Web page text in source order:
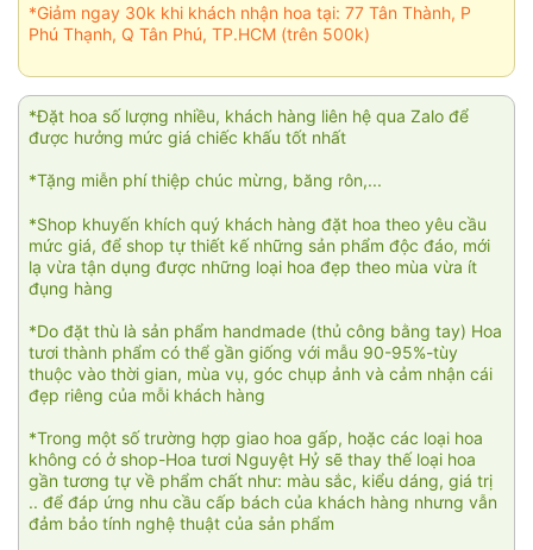
*Giảm ngay 30k khi khách nhận hoa tại: 77 Tân Thành, P
Phú Thạnh, Q Tân Phú, TP.HCM (trên 500k)
*Đặt hoa số lượng nhiều, khách hàng liên hệ qua Zalo để
được hưởng mức giá chiếc khấu tốt nhất
*Tặng miễn phí thiệp chúc mừng, băng rôn,...
*Shop khuyến khích quý khách hàng đặt hoa theo yêu cầu
mức giá, để shop tự thiết kế những sản phẩm độc đáo, mới
lạ vừa tận dụng được những loại hoa đẹp theo mùa vừa ít
đụng hàng
*Do đặt thù là sản phẩm handmade (thủ công bằng tay) Hoa
tươi thành phẩm có thể gần giống với mẫu 90-95%-tùy
thuộc vào thời gian, mùa vụ, góc chụp ảnh và cảm nhận cái
đẹp riêng của mỗi khách hàng
*Trong một số trường hợp giao hoa gấp, hoặc các loại hoa
không có ở shop-Hoa tươi Nguyệt Hỷ sẽ thay thế loại hoa
gần tương tự về phẩm chất như: màu sắc, kiểu dáng, giá trị
.. để đáp ứng nhu cầu cấp bách của khách hàng nhưng vẫn
đảm bảo tính nghệ thuật của sản phẩm